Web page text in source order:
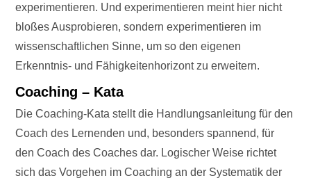
experimentieren. Und experimentieren meint hier nicht
bloßes Ausprobieren, sondern experimentieren im
wissenschaftlichen Sinne, um so den eigenen
Erkenntnis- und Fähigkeitenhorizont zu erweitern.
Coaching – Kata
Die Coaching-Kata stellt die Handlungsanleitung für den
Coach des Lernenden und, besonders spannend, für
den Coach des Coaches dar. Logischer Weise richtet
sich das Vorgehen im Coaching an der Systematik der